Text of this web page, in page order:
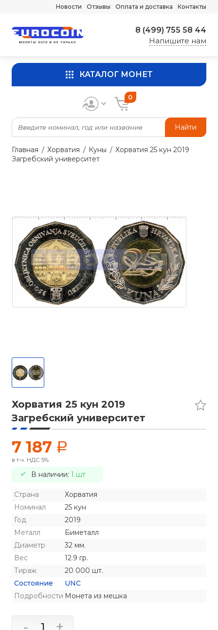
Новости Отзывы Оплата и доставка Контакты
8 (499) 755 58 44
Напишите нам
КАТАЛОГ МОНЕТ
Найти
0
Главная Хорватия Куны
Хорватия 25 кун 2019
Загребский университет
Хорватия 25 кун 2019
Загребский университет
7 187 a
в т.ч. НДС 5%
В наличии: 1 шт
Страна
Хорватия
Номинал
25 кун
Год
2019
Металл
Биметалл
Диаметр
32 мм.
Вес
12.9 гр.
Тираж
20 000 шт.
Состояние
UNC
Подробности Монета из мешка